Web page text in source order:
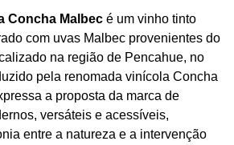
Concha Malbec é um vinho tinto
com uvas Malbec provenientes do
na região de Pencahue, no
pela renomada vinícola Concha
a proposta da marca de
versáteis e acessíveis,
entre a natureza e a intervenção